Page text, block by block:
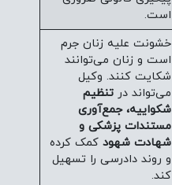
است.
خشونت علیه زنان جرم
است و زنان می‌توانند
شکایت کنند. وکیل
می‌تواند درتنظیم
شکواییه، جمع‌آوری
مستندات پزشکی و
شهادت شهود کمک کرده
و روند دادرسی را تسهیل
کند.